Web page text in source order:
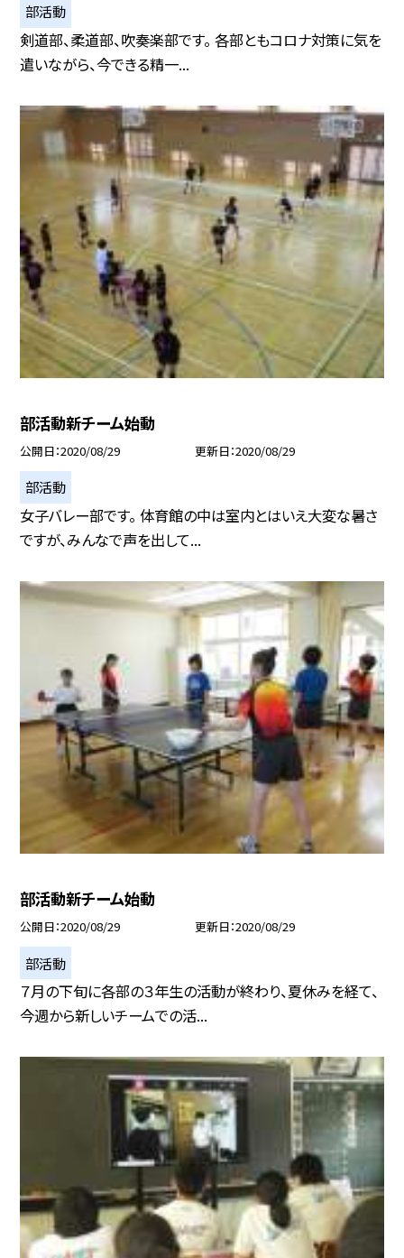
部活動
剣道部、柔道部、吹奏楽部です。 各部ともコロナ対策に気を
遣いながら、今できる精一...
部活動新チーム始動
公開日 2020/08/29 更新日 2020/08/29
部活動
女子バレー部です。 体育館の中は室内とはいえ大変な暑さ
ですが、みんなで声を出して...
部活動新チーム始動
公開日 2020/08/29 更新日 2020/08/29
部活動
７月の下旬に各部の３年生の活動が終わり、夏休みを経て、
今週から新しいチームでの活...